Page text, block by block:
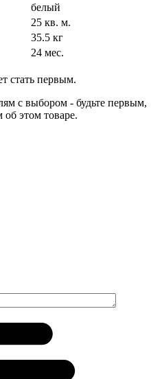
белый
25 кв. м.
35.5 кг
24 мес.
стать первым.
с выбором - будьте первым,
этом товаре.